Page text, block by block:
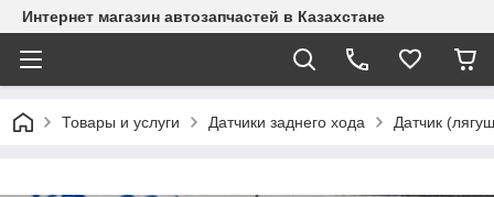
Интернет магазин автозапчастей в Казахстане
Товары и услуги Датчики заднего хода Датчик